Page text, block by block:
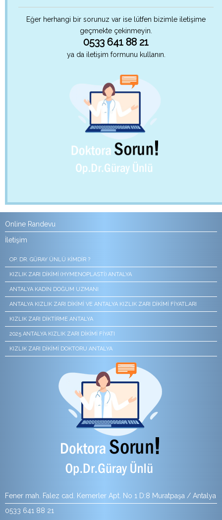
Eğer herhangi bir sorunuz var ise lütfen bizimle iletişime
geçmekte çekinmeyin.
0533 641 88 21
ya da iletişim formunu kullanın.
Online Randevu
İletişim
OP. DR. GÜRAY ÜNLÜ KIMDIR ?
KIZLIK ZARI DIKIMI (HYMENOPLASTI) ANTALYA
ANTALYA KADIN DOĞUM UZMANI
ANTALYA KIZLIK ZARI DIKIMI VE ANTALYA KIZLIK ZARI DIKIMI FIYATLARI
KIZLIK ZARI DIKTIRME ANTALYA
2025 ANTALYA KIZLIK ZARI DIKIMI FIYATI
KIZLIK ZARI DIKIMI DOKTORU ANTALYA
Fener mah. Falez cad. Kemerler Apt. No 1 D:8 Muratpaşa / Antalya
0533 641 88 21